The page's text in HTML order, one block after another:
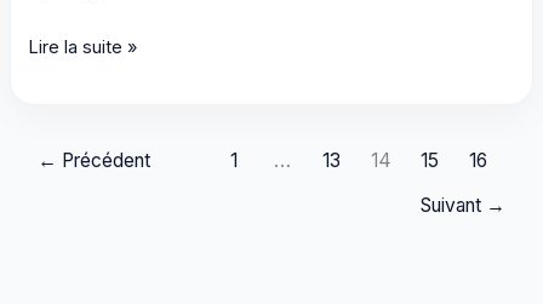
Home
Configurer
Lire la suite »
← Précédent 1 … 13 14 15
16
Suivant →